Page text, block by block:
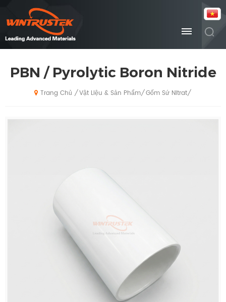
PBN / Pyrolytic Boron Nitride
Trang Chủ / Vật Liệu & Sản Phẩm/ Gốm Sứ Nitrat/